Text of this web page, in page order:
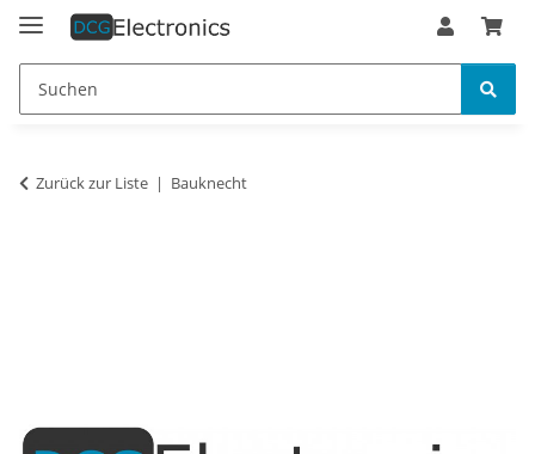
Zurück zur Liste Bauknecht